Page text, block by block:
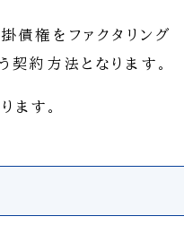
債権をファクタリング
約方法となります。
ます。